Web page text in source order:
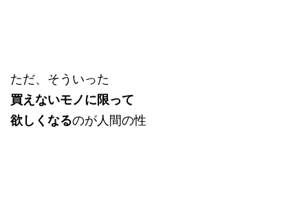
ただ、そういった
買えないモノに限って
欲しくなるのが人間の性